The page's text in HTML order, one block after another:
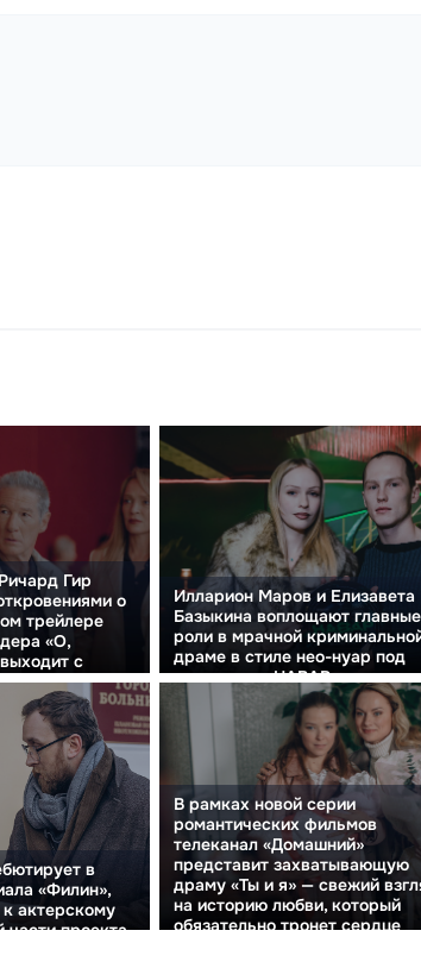
Гир
о
трейлере
«О,
с
Илларион Маров и Елизавета
Базыкина воплощают главные
роли в мрачной
драме в стиле нео-нуар под
названием «НАВАР»
в
«Филин»,
актерскому
части проекта.
В рамках новой серии
романтических фильмов
телеканал «Домашний»
представит захватывающую
драму «Ты и я» — свежий
на историю любви, который
обязательно тронет сердце